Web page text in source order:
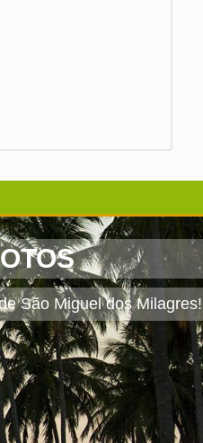
São Miguel dos Milagres!